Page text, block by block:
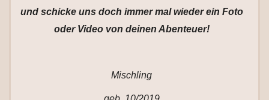
und schicke uns doch immer mal wieder ein Foto
oder Video von deinen Abenteuer!
Mischling